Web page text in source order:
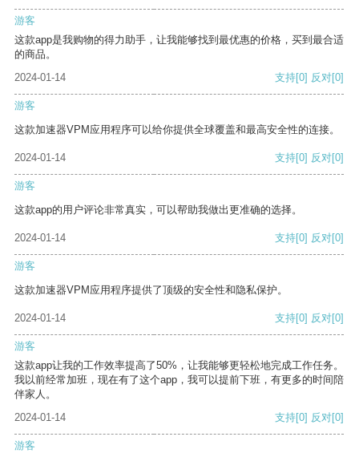
游客
这款app是我购物的得力助手，让我能够找到最优惠的价格，买到最合适
的商品。
2024-01-14
支持[0] 反对[0]
游客
这款加速器VPM应用程序可以给你提供全球覆盖和最高安全性的连接。
2024-01-14 支持[0] 反对[0]
游客
这款app的用户评论非常真实，可以帮助我做出更准确的选择。
2024-01-14 支持[0] 反对[0]
游客
这款加速器VPM应用程序提供了顶级的安全性和隐私保护。
2024-01-14 支持[0] 反对[0]
游客
这款app让我的工作效率提高了50%，让我能够更轻松地完成工作任务。
我以前经常加班，现在有了这个app，我可以提前下班，有更多的时间陪
伴家人。
2024-01-14
支持[0] 反对[0]
游客